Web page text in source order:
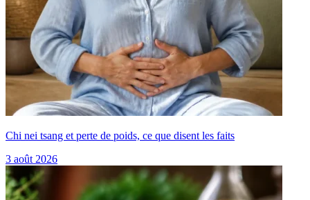
Chi nei tsang et perte de poids, ce que disent les faits
3 août 2026